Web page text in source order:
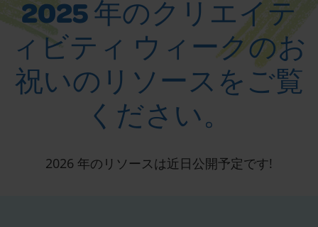
2025 年のクリエイテ
ィビティ ウィークのお
祝いのリソースをご覧
ください。
2026 年のリソースは近日公開予定です!